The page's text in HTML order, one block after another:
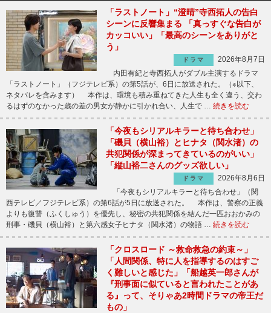
「ラストノート」“澄晴”寺西拓人の告白
シーンに反響集まる 「真っすぐな告白が
カッコいい」「最高のシーンをありがと
う」
ドラマ
2026年8月7日
内田有紀と寺西拓人がダブル主演するドラマ
「ラストノート」（フジテレビ系）の第5話が、6日に放送された。（※以下、
ネタバレを含みます） 本作は、環境も積み重ねてきた人生も全く違う、交わ
るはずのなかった歳の差の男女が静かに引かれ合い、人生で … 続きを読む
「今夜もシリアルキラーと待ち合わせ」
「磯貝（横山裕）とヒナタ（関水渚）の
共犯関係が深まってきているのがいい」
「縦山裕二さんのグッズ欲しい」
ドラマ
2026年8月6日
「今夜もシリアルキラーと待ち合わせ」（関
西テレビ／フジテレビ系）の第6話が5日に放送された。 本作は、警察の正義
よりも復讐（ふくしゅう）を優先し、秘密の共犯関係を結んだ一匹おおかみの
刑事・磯貝（横山裕）と第六感女子ヒナタ（関水渚）の物語 … 続きを読む
「クロスロード ～救命救急の約束～」
「人間関係、特に人を指導するのはすご
く難しいと感じた」「船越英一郎さんが
『刑事面に似ていると言われたことがあ
る』って、そりゃあ2時間ドラマの帝王だ
もの」